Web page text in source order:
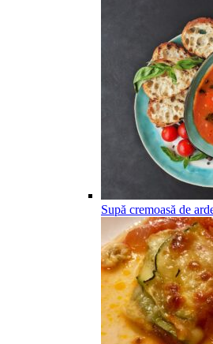
Supă cremoasă de